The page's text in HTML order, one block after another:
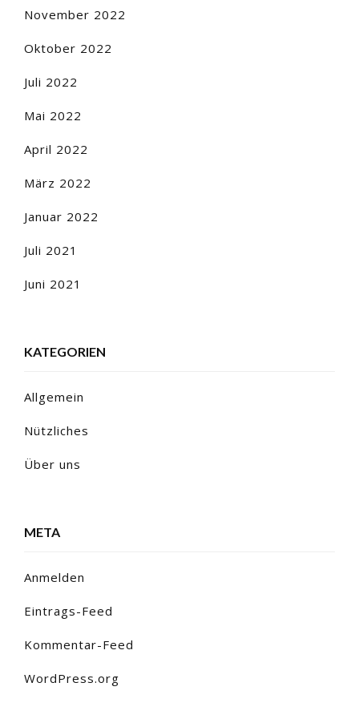
November 2022
Oktober 2022
Juli 2022
Mai 2022
April 2022
März 2022
Januar 2022
Juli 2021
Juni 2021
KATEGORIEN
Allgemein
Nützliches
Über uns
META
Anmelden
Eintrags-Feed
Kommentar-Feed
WordPress.org